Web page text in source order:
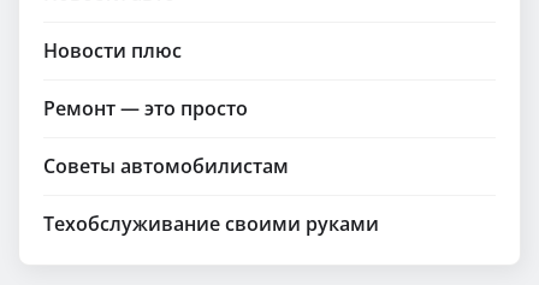
Новости плюс
Ремонт — это просто
Советы автомобилистам
Техобслуживание своими руками